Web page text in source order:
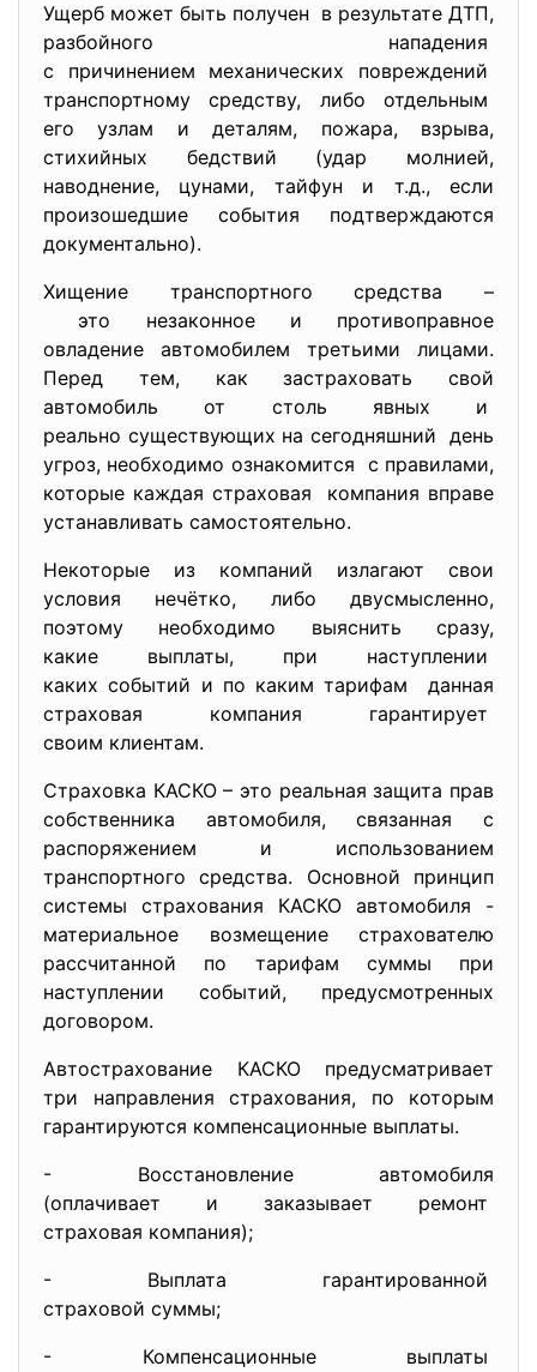
Ущерб может быть получен в результате ДТП,
разбойного нападения
с причинением механических повреждений
транспортному средству, либо отдельным
его узлам и деталям, пожара, взрыва,
стихийных бедствий (удар молнией,
наводнение, цунами, тайфун и т.д., если
произошедшие события подтверждаются
документально).
Хищение транспортного средства –
это незаконное и противоправное
овладение автомобилем третьими лицами.
Перед тем, как застраховать свой
автомобиль от столь явных и
реально существующих на сегодняшний день
угроз, необходимо ознакомится с правилами,
которые каждая страховая компания вправе
устанавливать самостоятельно.
Некоторые из компаний излагают свои
условия нечётко, либо двусмысленно,
поэтому необходимо выяснить сразу,
какие выплаты, при наступлении
каких событий и по каким тарифам данная
страховая компания гарантирует
своим клиентам.
Страховка КАСКО – это реальная защита прав
собственника автомобиля, связанная с
распоряжением и использованием
транспортного средства. Основной принцип
системы страхования КАСКО автомобиля -
материальное возмещение страхователю
рассчитанной по тарифам суммы при
наступлении событий, предусмотренных
договором.
Автострахование КАСКО предусматривает
три направления страхования, по которым
гарантируются компенсационные выплаты.
- Восстановление автомобиля
(оплачивает и заказывает ремонт
страховая компания);
- Выплата гарантированной
страховой суммы;
- Компенсационные выплаты